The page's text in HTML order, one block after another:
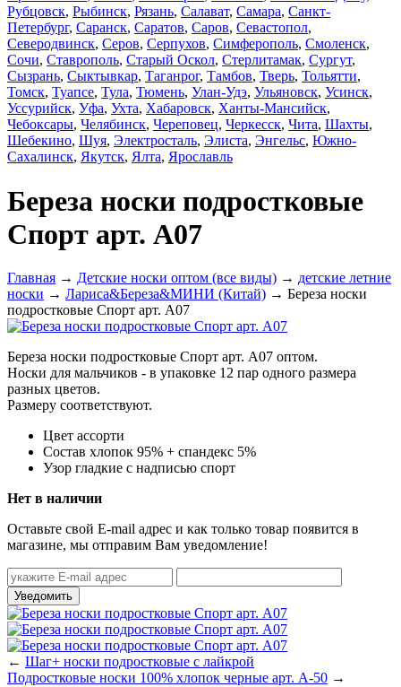
Рубцовск, Рыбинск, Рязань, Салават, Самара, Санкт-
Петербург, Саранск, Саратов, Саров, Севастопол,
Северодвинск, Серов, Серпухов, Симферополь, Смоленск,
Сочи, Ставрополь, Старый Оскол, Стерлитамак, Сургут,
Сызрань, Сыктывкар, Таганрог, Тамбов, Тверь, Тольятти,
Томск, Туапсе, Тула, Тюмень, Улан-Удэ, Ульяновск, Усинск,
Уссурийск, Уфа, Ухта, Хабаровск, Ханты-Мансийск,
Чебоксары, Челябинск, Череповец, Черкесск, Чита, Шахты,
Шебекино, Шуя, Электросталь, Элиста, Энгельс, Южно-
Сахалинск, Якутск, Ялта, Ярославль
Береза носки подростковые
Спорт арт. А07
Главная → Детские носки оптом (все виды) → детские летние
носки → Лариса&Береза&МИНИ (Китай) → Береза носки
подростковые Спорт арт. А07
Береза носки подростковые Спорт арт. А07 оптом.
Носки для мальчиков - в упаковке 12 пар одного размера
разных цветов.
Размеру соответствуют.
Цвет ассорти
Состав хлопок 95% + спандекс 5%
Узор гладкие с надписью спорт
Нет в наличии
Оставьте свой E-mail адрес и как только товар появится в
магазине, мы отправим Вам уведомление!
← Шаг+ носки подростковые с лайкрой
Подростковые носки 100% хлопок черные арт. А-50 →